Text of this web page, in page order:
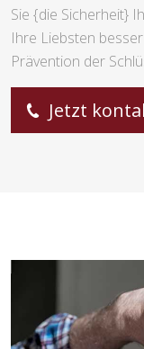
Sie {die Sicherheit}
Ihre Liebsten
Prävention der
Jetzt